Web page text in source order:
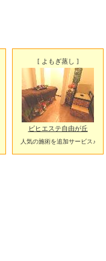
[ よもぎ蒸し ]
ビヒエステ自由が丘
人気の施術を追加サービス♪